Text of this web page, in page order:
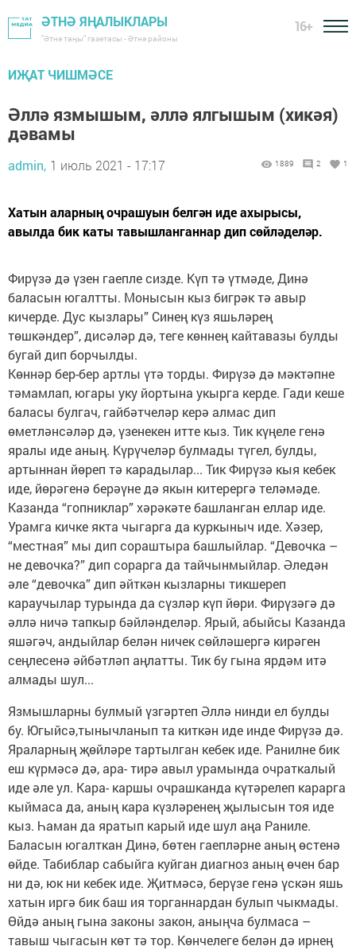
ӘТНӘ ЯҢАЛЫКЛАРЫ
"Әтнә таңы" газетасы - Әтнә районы
16+
ИҖАТ ЧИШМӘСЕ
Әллә язмышым, әллә ялгышым (хикәя)
дәвамы
admin, 1 июль 2021 - 17:17 1889 2 1
Хатын аларның очрашуын белгән иде ахырысы,
авылда бик каты тавышланганнар дип сөйләделәр.
Фирүзә дә үзен гаепле сизде. Күп тә үтмәде, Динә
баласын югалтты. Монысын кыз бигрәк тә авыр
кичерде. Дус кызлары” Синең күз яшьләрең
төшкәндер”, дисәләр дә, теге көннең кайтавазы булды
бугай дип борчылды.
Көннәр бер-бер артлы үтә торды. Фирүзә дә мәктәпне
тәмамлап, югары уку йортына укырга керде. Гади кеше
баласы булгач, гайбәтчеләр керә алмас дип
өметләнсәләр дә, үзенекен итте кыз. Тик күңеле генә
яралы иде аның. Күрүчеләр булмады түгел, булды,
артыннан йөреп тә карадылар... Тик Фирүзә кыя кебек
иде, йөрәгенә берәүне дә якын китерергә теләмәде.
Казанда “гопниклар” хәрәкәте башланган еллар иде.
Урамга кичке якта чыгарга да куркыныч иде. Хәзер,
“местная” мы дип сораштыра башлыйлар. “Девочка –
не девочка?” дип сорарга да тайчынмыйлар. Әледән
әле “девочка” дип әйткән кызларны тикшереп
караучылар турында да сүзләр күп йөри. Фирүзәгә дә
әллә ничә тапкыр бәйләнделәр. Ярый, абыйсы Казанда
яшәгәч, андыйлар белән ничек сөйләшергә кирәген
сеңлесенә әйбәтләп аңлатты. Тик бу гына ярдәм итә
алмады шул...
Язмышларны булмый үзгәртеп Әллә нинди ел булды
бу. Югыйсә,тынычланып та киткән иде инде Фирүзә дә.
Яраларның җөйләре тартылган кебек иде. Ранилне бик
еш күрмәсә дә, ара- тирә авыл урамында очраткалый
иде әле ул. Кара- каршы очрашканда күтәрелеп карарга
кыймаса да, аның кара күзләренең җылысын тоя иде
кыз. Һаман да яратып карый иде шул аңа Раниле.
Баласын югалткан Динә, бөтен гаепләрне аның өстенә
өйде. Табиблар сабыйга куйган диагноз аның өчен бар
ни дә, юк ни кебек иде. Җитмәсә, берүзе генә үскән яшь
хатын иргә бик баш ия торганнардан булып чыкмады.
Өйдә аның гына законы закон, аныңча булмаса –
тавыш чыгасын көт тә тор. Көнчелеге белән дә ирнең